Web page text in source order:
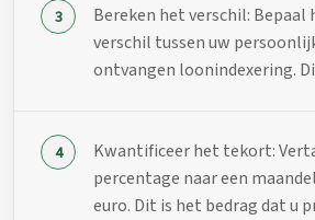
Bereken het verschil:
verschil tussen uw
ontvangen loonindexering.
Kwantificeer het tekort:
percentage naar een
euro. Dit is het bedrag dat u